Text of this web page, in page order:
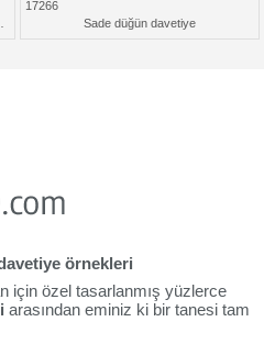
17266
Sade düğün davetiye
örnekleri
için özel tasarlanmış yüzlerce
arasından eminiz ki bir tanesi tam